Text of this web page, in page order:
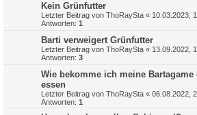
Kein Grünfutter
Letzter Beitrag von ThoRaySta « 10.03.2023,
Antworten: 1
Barti verweigert Grünfutter
Letzter Beitrag von ThoRaySta « 13.09.2022,
Antworten: 3
Wie bekomme ich meine Bartagame
essen
Letzter Beitrag von ThoRaySta « 06.08.2022,
Antworten: 1